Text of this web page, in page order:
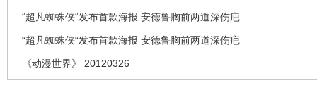
“超凡蜘蛛侠“发布首款海报 安德鲁胸前两道深伤疤
“超凡蜘蛛侠“发布首款海报 安德鲁胸前两道深伤疤
《动漫世界》 20120326